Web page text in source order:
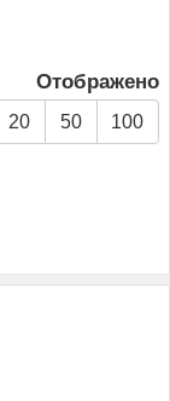
Отображено
20 50 100